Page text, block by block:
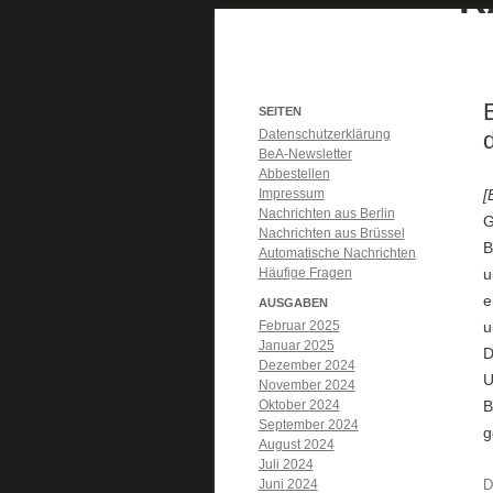
SEITEN
Datenschutzerklärung
BeA-Newsletter
Abbestellen
Impressum
Nachrichten aus Berlin
Nachrichten aus Brüssel
Automatische Nachrichten
Häufige Fragen
AUSGABEN
Februar 2025
Januar 2025
Dezember 2024
November 2024
Oktober 2024
September 2024
August 2024
Juli 2024
Juni 2024